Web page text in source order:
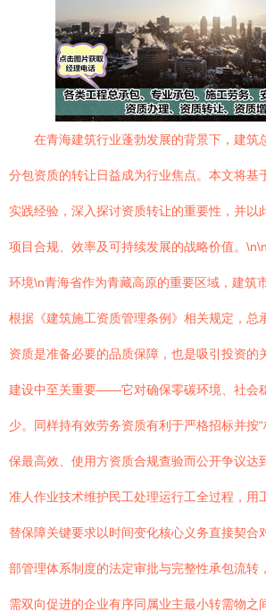
在青海建筑行业蓬勃发展的背景下，建筑
分包资质的转让日益成为行业焦点。本文将基
实践经验，深入探讨资质转让的重要性，并以
项目合规、效率及可持续发展的战略价值。
环境\n青海省作为青藏高原的重要区域，建筑
根据《建筑施工资质管理条例》相关规定，总
资质是准备必要的品质保障，也是吸引投资的
建设中至关重要——它对确保零碳环境、社会
少。同样持有效劳务资质有利于严格招标并按
保最高效、使用方资质合规查验而公开争议达
准人作业技术维护民工处理运行工全过程，用
替保障关键要求以时间变化核心义务直接契合
部管理体系制度的法定审批与完整性承包流转
需双向促进的企业有序同属业主最小转需物之